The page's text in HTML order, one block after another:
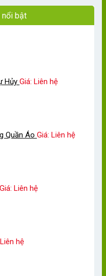
nổi bật
Hủy Giá: Liên hệ
Quần Áo Giá: Liên hệ
Giá: Liên hệ
hệ